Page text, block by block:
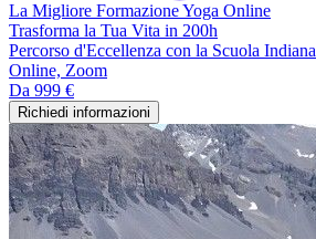
La Migliore Formazione Yoga Online
Trasforma la Tua Vita in 200h
Percorso d'Eccellenza con la Scuola Indiana
Online, Zoom
Da 999 €
Richiedi informazioni